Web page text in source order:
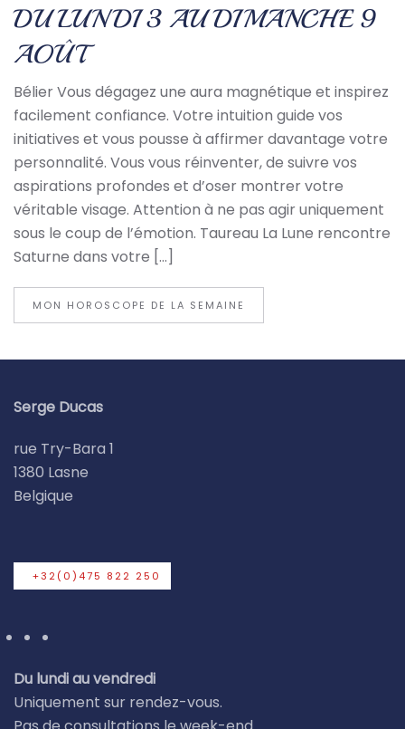
DU LUNDI 3 AU DIMANCHE 9
AOÛT
Bélier Vous dégagez une aura magnétique et inspirez
facilement confiance. Votre intuition guide vos
initiatives et vous pousse à affirmer davantage votre
personnalité. Vous vous réinventer, de suivre vos
aspirations profondes et d’oser montrer votre
véritable visage. Attention à ne pas agir uniquement
sous le coup de l’émotion. Taureau La Lune rencontre
Saturne dans votre […]
MON HOROSCOPE DE LA SEMAINE
Serge Ducas
rue Try-Bara 1
1380 Lasne
Belgique
+32(0)475 822 250
Du lundi au vendredi
Uniquement sur rendez-vous.